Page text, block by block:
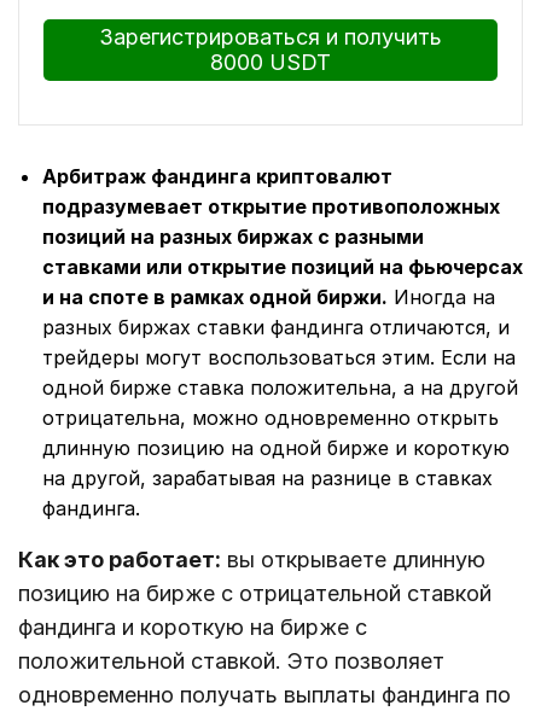
Зарегистрироваться и получить
8000 USDT
Арбитраж фандинга криптовалют
подразумевает открытие противоположных
позиций на разных биржах с разными
ставками или открытие позиций на фьючерсах
и на споте в рамках одной биржи. Иногда на
разных биржах ставки фандинга отличаются, и
трейдеры могут воспользоваться этим. Если на
одной бирже ставка положительна, а на другой
отрицательна, можно одновременно открыть
длинную позицию на одной бирже и короткую
на другой, зарабатывая на разнице в ставках
фандинга.
Как это работает: вы открываете длинную
позицию на бирже с отрицательной ставкой
фандинга и короткую на бирже с
положительной ставкой. Это позволяет
одновременно получать выплаты фандинга по